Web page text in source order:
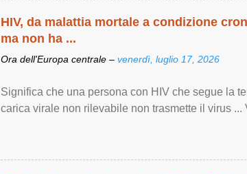
HIV, da malattia mortale a condizione
ma non ha ...
Ora dell'Europa centrale – venerdì, luglio 17, 2026
Significa che una persona con HIV che segue la
carica virale non rilevabile non trasmette il virus ...